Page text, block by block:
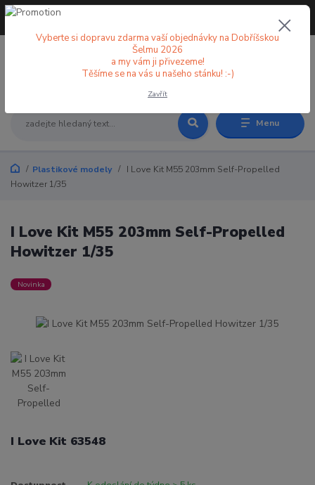
Menu
+420 773 998 582
Plastikové modely
I Love Kit M55 203mm Self-Propelled
Howitzer 1/35
I Love Kit M55 203mm Self-Propelled
Howitzer 1/35
Novinka
I Love Kit 63548
Vyberte si dopravu zdarma vaší objednávky na Dobříšskou
Šelmu 2026
a my vám ji přivezeme!
Těšíme se na vás u našeho stánku! :-)
Zavřít